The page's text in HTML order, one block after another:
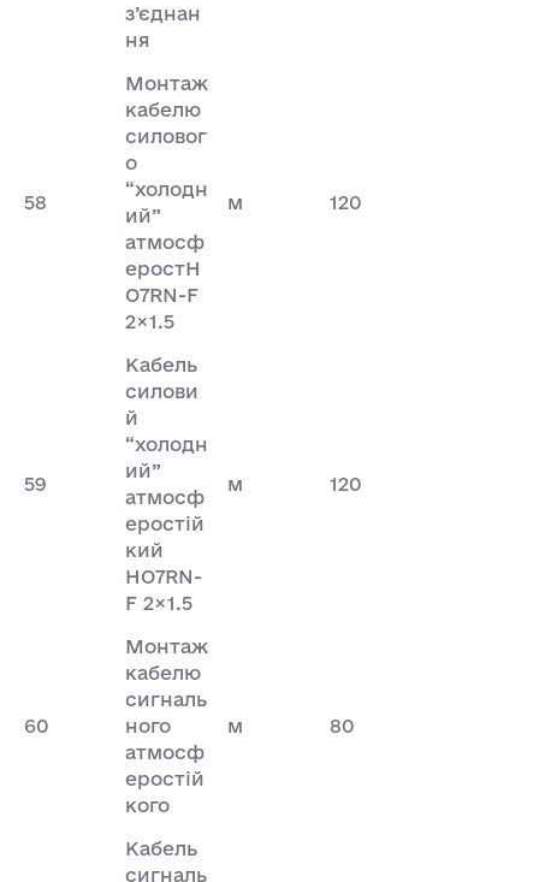
з’єднан
ня
58
Монтаж
кабелю
силовог
о
“холодн
ий”
атмосф
еростH
O7RN-F
2×1.5
м 120
59
Кабель
силови
й
“холодн
ий”
атмосф
еростій
кий
HO7RN-
F 2×1.5
м 120
60
Монтаж
кабелю
сигналь
ного
атмосф
еростій
кого
м 80
Кабель
сигналь